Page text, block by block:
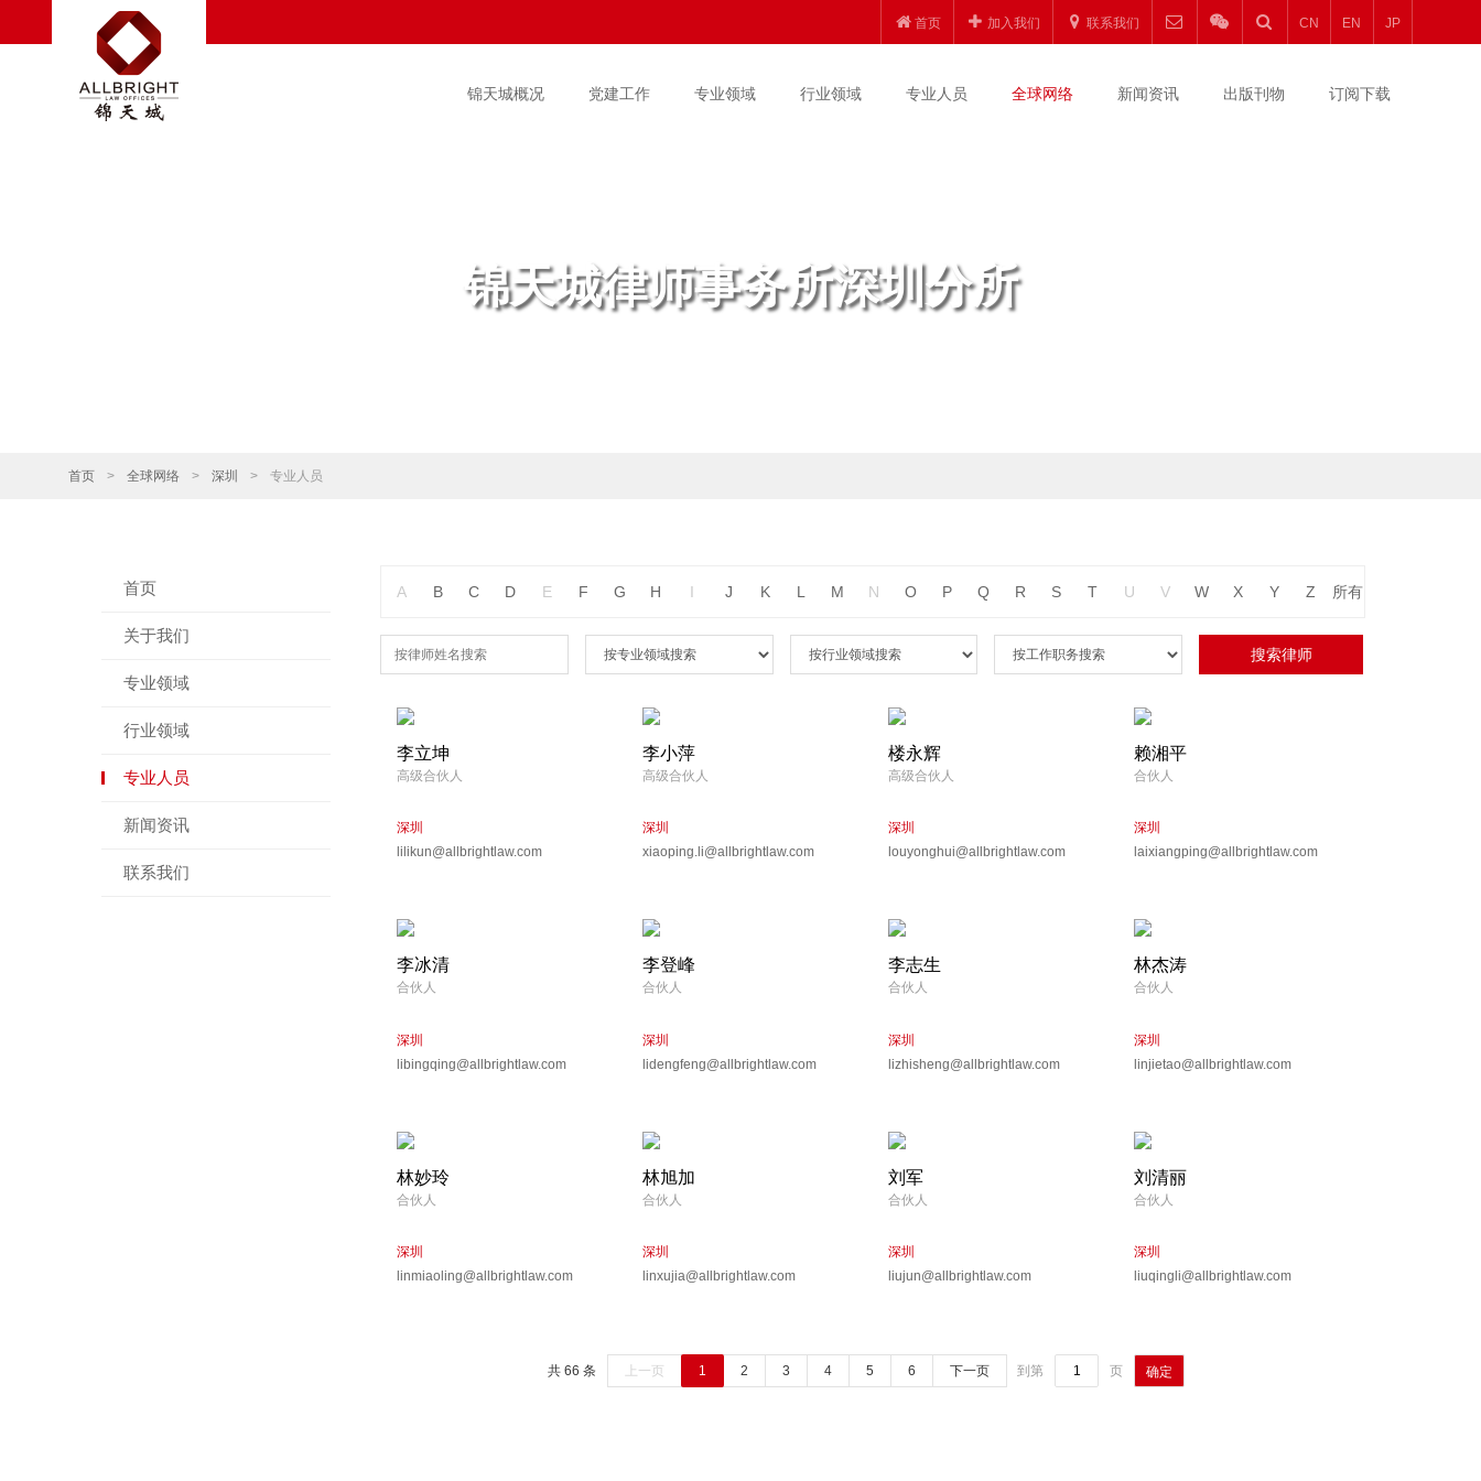
首页 加入我们 联系我们 CN EN JP
锦天城概况 党建工作 专业领域 行业领域 专业人员 全球网络 新闻资讯 出版刊物 订阅下载
锦天城律师事务所深圳分所
首页 > 全球网络 > 深圳 > 专业人员
首页
关于我们
专业领域
行业领域
专业人员
新闻资讯
联系我们
A B C D E F G H I J K L M N O P Q R S T U V W X Y Z 所有
李立坤
高级合伙人
深圳
lilikun@allbrightlaw.com
李小萍
高级合伙人
深圳
xiaoping.li@allbrightlaw.com
楼永辉
高级合伙人
深圳
louyonghui@allbrightlaw.com
赖湘平
合伙人
深圳
laixiangping@allbrightlaw.com
李冰清
合伙人
深圳
libingqing@allbrightlaw.com
李登峰
合伙人
深圳
lidengfeng@allbrightlaw.com
李志生
合伙人
深圳
lizhisheng@allbrightlaw.com
林杰涛
合伙人
深圳
linjietao@allbrightlaw.com
林妙玲
合伙人
深圳
linmiaoling@allbrightlaw.com
林旭加
合伙人
深圳
linxujia@allbrightlaw.com
刘军
合伙人
深圳
liujun@allbrightlaw.com
刘清丽
合伙人
深圳
liuqingli@allbrightlaw.com
共 66 条 上一页 1 2 3 4 5 6 下一页 到第 页 确定